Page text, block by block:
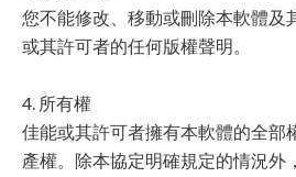
您不能修改、移動或刪除本軟體及
或其許可者的任何版權聲明。
4. 所有權
佳能或其許可者擁有本軟體的全部
產權。除本協定明確規定的情況外